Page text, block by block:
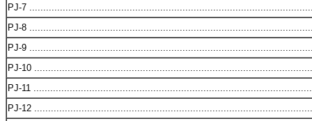
PJ-7
PJ-8
PJ-9
PJ-10
PJ-11
PJ-12